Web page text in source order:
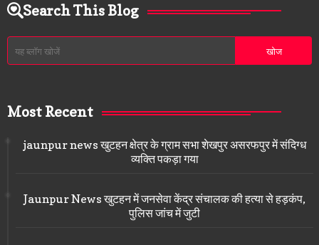
Search This Blog
Most Recent
jaunpur news खुटहन क्षेत्र के ग्राम सभा शेखपुर असरफपुर में संदिग्ध
व्यक्ति पकड़ा गया
Jaunpur News खुटहन में जनसेवा केंद्र संचालक की हत्या से हड़कंप,
पुलिस जांच में जुटी